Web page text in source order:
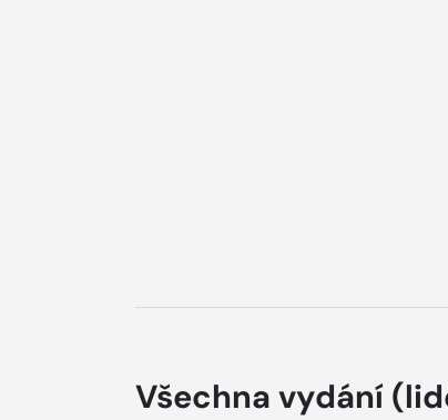
Všechna vydání